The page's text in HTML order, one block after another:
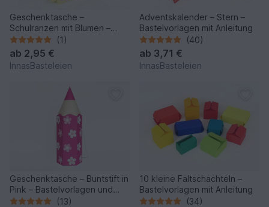
Geschenktasche –
Schulranzen mit Blumen –
Bastelanleitung und Vorlagen
(1)
ab 2,95 €
InnasBasteleien
Adventskalender – Stern –
Bastelvorlagen mit Anleitung
(40)
ab 3,71 €
InnasBasteleien
Geschenktasche – Buntstift in
Pink – Bastelvorlagen und
Anleitung
(13)
10 kleine Faltschachteln –
Bastelvorlagen mit Anleitung
(34)